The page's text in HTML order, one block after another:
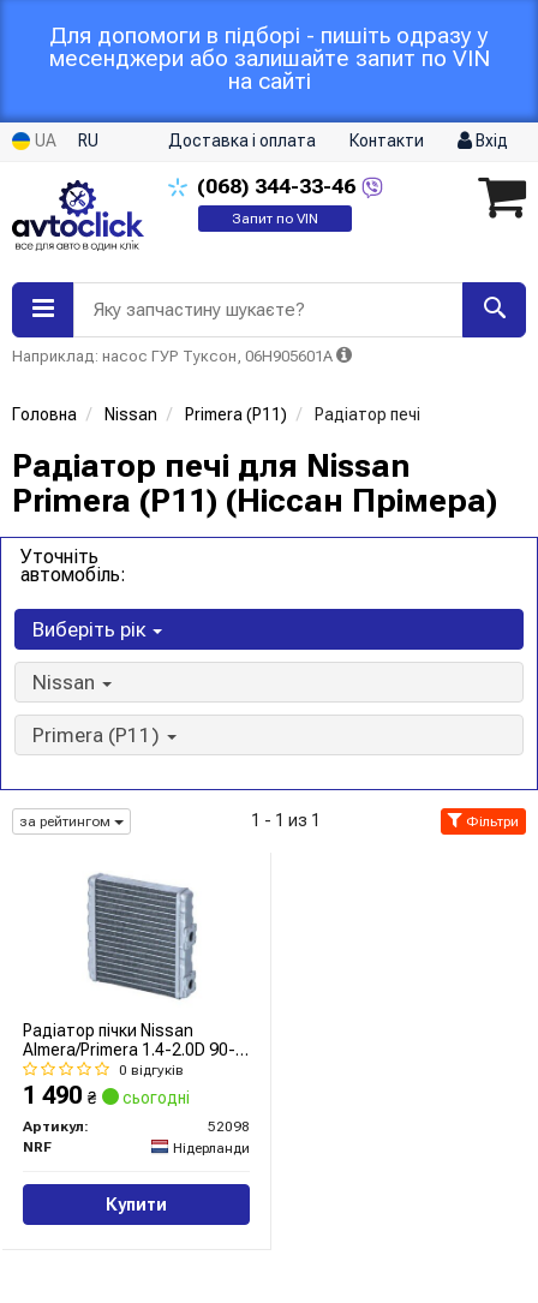
Для допомоги в підборі - пишіть одразу у
месенджери або залишайте запит по VIN
на сайті
UA RU Доставка і оплата Контакти Вхід
(068) 344-33-46
Запит по VIN
Яку запчастину шукаєте?
Наприклад: насос ГУР Туксон, 06H905601A
Головна Nissan Primera (P11) Радіатор печі
Радіатор печі для Nissan
Primera (P11) (Ніссан Прімера)
Уточніть
автомобіль:
Виберіть рік
Nissan
Primera (P11)
за рейтингом 1 - 1 из 1 Фільтри
Радіатор пічки Nissan
Almera/Primera 1.4-2.0D 90-
00
0 відгуків
1 490 ₴ сьогодні
Артикул:
52098
NRF
Нідерланди
Купити